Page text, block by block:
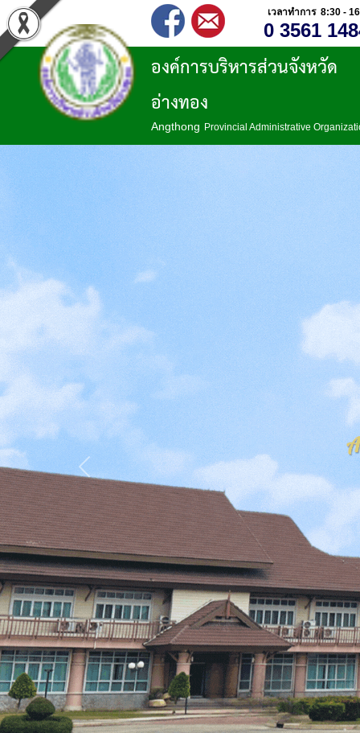
เวลาทำการ 8:30 -
0 3561
องค์การบริหารส่วนจังหวัด
อ่างทอง
Angthong Provincial Administrative
Previous